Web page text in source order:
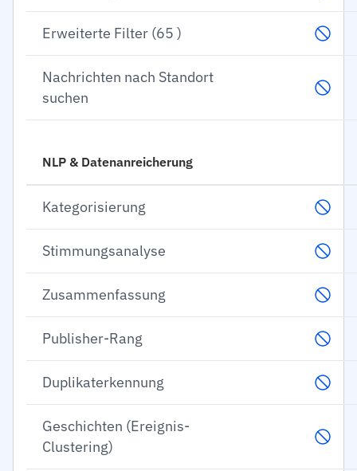
Erweiterte Filter (65 )
Nachrichten nach Standort
suchen
NLP & Datenanreicherung
Kategorisierung
Stimmungsanalyse
Zusammenfassung
Publisher-Rang
Duplikaterkennung
Geschichten (Ereignis-
Clustering)